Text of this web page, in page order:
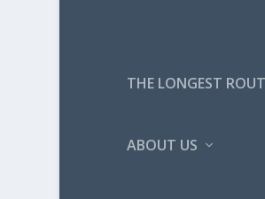
THE LONGEST
ABOUT US